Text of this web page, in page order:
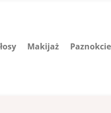
Makijaż Paznokcie